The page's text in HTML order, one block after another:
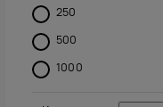
250
500
1000